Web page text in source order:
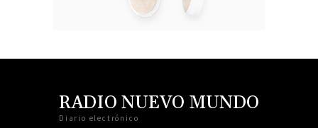
RADIO NUEVO MUNDO
Diario electrónico